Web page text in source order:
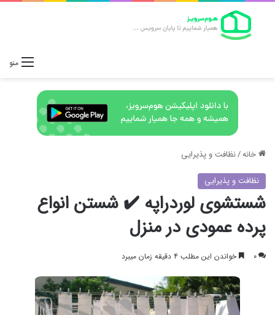
منو
خانه/نظافت و پذیرایی
نظافت و پذیرایی
شستشوی لوردراپه ✔️ شستن انواع
پرده عمودی در منزل
۰ خواندن این مطلب ۴ دقیقه زمان میبرد